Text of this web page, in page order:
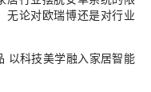
无论对欧瑞博还是对行业
以科技美学融入家居智能